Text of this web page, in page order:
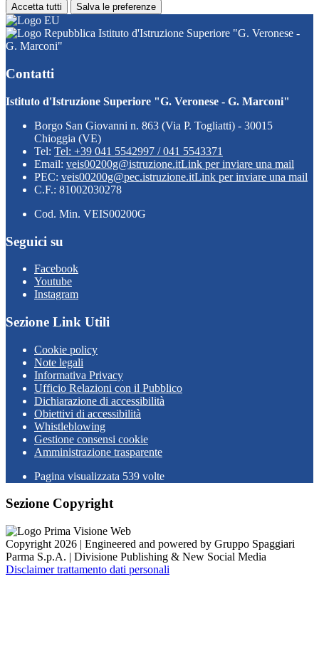
Accetta tutti Salva le preferenze
Istituto d'Istruzione Superiore "G. Veronese -
G. Marconi"
Contatti
Istituto d'Istruzione Superiore "G. Veronese - G. Marconi"
Borgo San Giovanni n. 863 (Via P. Togliatti) - 30015
Chioggia (VE)
Tel: Tel: +39 041 5542997 / 041 5543371
Email: veis00200g@istruzione.itLink per inviare una mail
PEC: veis00200g@pec.istruzione.itLink per inviare una mail
C.F.: 81002030278
Cod. Min. VEIS00200G
Seguici su
Facebook
Youtube
Instagram
Sezione Link Utili
Cookie policy
Note legali
Informativa Privacy
Ufficio Relazioni con il Pubblico
Dichiarazione di accessibilità
Obiettivi di accessibilità
Whistleblowing
Gestione consensi cookie
Amministrazione trasparente
Pagina visualizzata 539 volte
Sezione Copyright
Copyright 2026 | Engineered and powered by Gruppo Spaggiari
Parma S.p.A. | Divisione Publishing & New Social Media
Disclaimer trattamento dati personali